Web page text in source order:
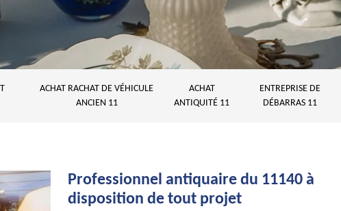
ACHAT RACHAT DE VÉHICULE
ANCIEN 11
ACHAT
ANTIQUITÉ 11
ENTREPRISE DE
DÉBARRAS 11
Professionnel antiquaire du 11140 à
disposition de tout projet